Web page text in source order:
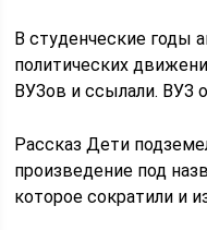
В студенческие годы
политических
ВУЗов и ссылали. ВУЗ
Рассказ Дети
произведение под
которое сократили и